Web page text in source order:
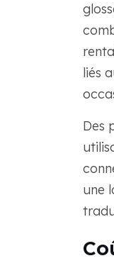
liés
Des
une